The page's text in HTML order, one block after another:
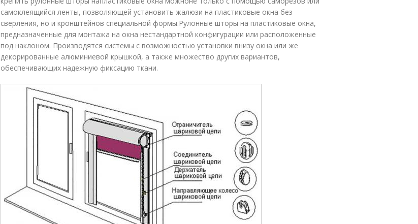
самоклеящийся ленты, позволяющей установить жалюзи на пластиковые окна без
сверления, но и кронштейнов специальной формы.Рулонные шторы на пластиковые окна,
предназначенные для монтажа на окна нестандартной конфигурации или расположенные
под наклоном. Производятся системы с возможностью установки внизу окна или же
декорированные алюминиевой крышкой, а также множество других вариантов,
обеспечивающих надежную фиксацию ткани.